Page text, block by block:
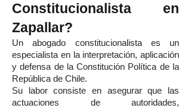
Constitucionalista en
Zapallar?
Un abogado constitucionalista es un
especialista en la interpretación, aplicación
y defensa de la Constitución Política de la
República de Chile.
Su labor consiste en asegurar que las
actuaciones de autoridades,